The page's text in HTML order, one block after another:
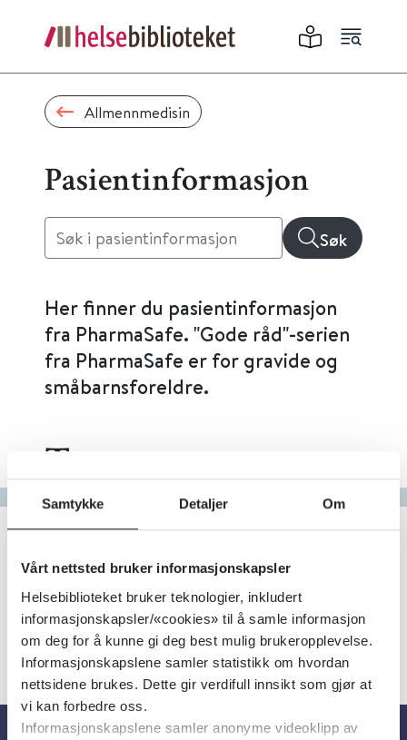
Samtykke Detaljer Om
Vårt nettsted bruker informasjonskapsler
Helsebiblioteket bruker teknologier, inkludert
informasjonskapsler/«cookies» til å samle informasjon
om deg for å kunne gi deg best mulig brukeropplevelse.
Informasjonskapslene samler statistikk om hvordan
nettsidene brukes. Dette gir verdifull innsikt som gjør at
vi kan forbedre oss.
Informasjonskapslene samler anonyme videoklipp av
Allmennmedisin
Pasientinformasjon
Søk
Her finner du pasientinformasjon
fra PharmaSafe. "Gode råd"-serien
fra PharmaSafe er for gravide og
småbarnsforeldre.
Tema
Gå til bokstav
Filter
3Treff Alfabetisk